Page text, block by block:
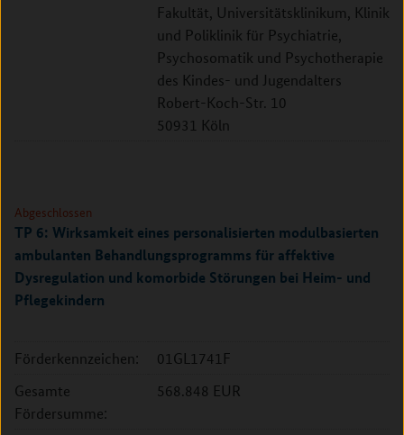
Fakultät, Universitätsklinikum, Klinik
und Poliklinik für Psychiatrie,
Psychosomatik und Psychotherapie
des Kindes- und Jugendalters
Robert-Koch-Str. 10
50931 Köln
Abgeschlossen
TP 6: Wirksamkeit eines personalisierten modulbasierten
ambulanten Behandlungsprogramms für affektive
Dysregulation und komorbide Störungen bei Heim- und
Pflegekindern
Förderkennzeichen:
01GL1741F
Gesamte
Fördersumme:
568.848 EUR